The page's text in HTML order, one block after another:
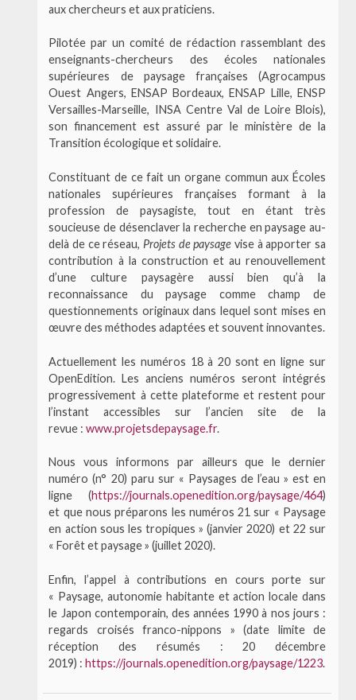
aux chercheurs et aux praticiens.
Pilotée par un comité de rédaction rassemblant des
enseignants-chercheurs des écoles nationales
supérieures de paysage françaises (Agrocampus
Ouest Angers, ENSAP Bordeaux, ENSAP Lille, ENSP
Versailles-Marseille, INSA Centre Val de Loire Blois),
son financement est assuré par le ministère de la
Transition écologique et solidaire.
Constituant de ce fait un organe commun aux Écoles
nationales supérieures françaises formant à la
profession de paysagiste, tout en étant très
soucieuse de désenclaver la recherche en paysage au-
delà de ce réseau, Projets de paysage vise à apporter sa
contribution à la construction et au renouvellement
d’une culture paysagère aussi bien qu’à la
reconnaissance du paysage comme champ de
questionnements originaux dans lequel sont mises en
œuvre des méthodes adaptées et souvent innovantes.
Actuellement les numéros 18 à 20 sont en ligne sur
OpenEdition. Les anciens numéros seront intégrés
progressivement à cette plateforme et restent pour
l’instant accessibles sur l’ancien site de la
revue :www.projetsdepaysage.fr.
Nous vous informons par ailleurs que le dernier
numéro (n° 20) paru sur « Paysages de l’eau » est en
ligne (https://journals.openedition.org/paysage/464)
et que nous préparons les numéros 21 sur « Paysage
en action sous les tropiques » (janvier 2020) et 22 sur
« Forêt et paysage » (juillet 2020).
Enfin, l’appel à contributions en cours porte sur
« Paysage, autonomie habitante et action locale dans
le Japon contemporain, des années 1990 à nos jours :
regards croisés franco-nippons » (date limite de
réception des résumés : 20 décembre
2019) :https://journals.openedition.org/paysage/1223.